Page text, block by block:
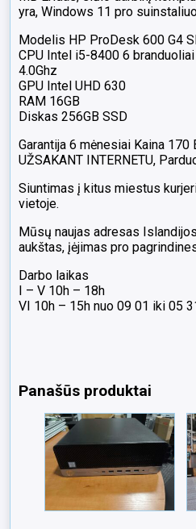
yra, Windows 11 pro
Modelis HP ProDesk 600 G4
CPU Intel i5-8400 6
4.0Ghz
GPU Intel UHD 630
RAM 16GB
Diskas 256GB SSD
Garantija 6 mėnesiai Kaina 170
UŽSAKANT INTERNETU,
Siuntimas į kitus miestus
vietoje.
Mūsų naujas adresas
aukštas, įėjimas pro
Darbo laikas
I – V 10h – 18h
VI 10h – 15h nuo 09 01 iki 05
Panašūs produktai